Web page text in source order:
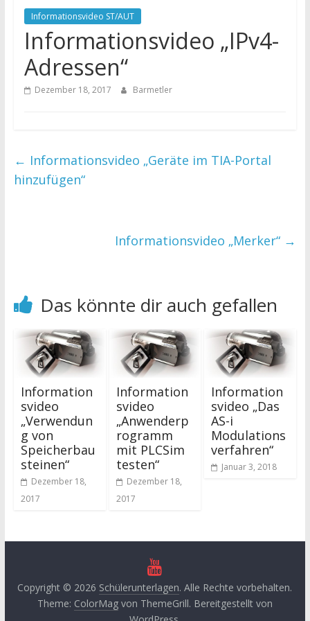
Informationsvideo ST/AUT
Informationsvideo „IPv4-
Adressen“
Dezember 18, 2017 Barmetler
← Informationsvideo „Geräte im TIA-Portal
hinzufügen“
Informationsvideo „Merker“ →
Das könnte dir auch gefallen
Information
svideo
„Verwendun
g von
Speicherbau
steinen“
Dezember 18,
2017
Information
svideo
„Anwenderp
rogramm
mit PLCSim
testen“
Dezember 18,
2017
Information
svideo „Das
AS-i
Modulations
verfahren“
Januar 3, 2018
Copyright © 2026 Schülerunterlagen. Alle Rechte vorbehalten.
Theme: ColorMagvon ThemeGrill. Bereitgestellt von